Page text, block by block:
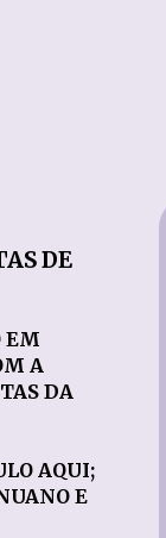
DE
EM
A
DA
AQUI;
E